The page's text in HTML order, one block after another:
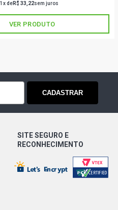
deR$ 33,22sem juros
VER PRODUTO
CADASTRAR
SITE SEGURO E
RECONHECIMENTO